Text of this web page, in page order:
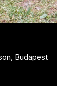
Budapest